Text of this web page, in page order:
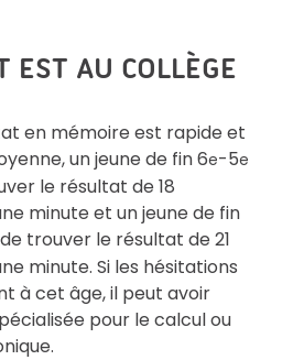
EST AU COLLÈGE
en mémoire est rapide et
un jeune de fin 6e-5e
le résultat de 18
minute et un jeune de fin
trouver le résultat de 21
minute. Si les hésitations
à cet âge, il peut avoir
pour le calcul ou